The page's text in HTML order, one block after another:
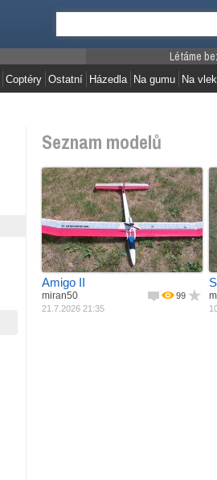
Coptéry Ostatní
Létáme
Házedla Na gumu Na vlek
Seznam modelů
Jak postaveno
Ze stavebnice
Materiál
Balza + potah
Pohon
Elektro motor
Rozpětí
1980 mm
Délka
1100 mm
Váha
1163 g
Amigo II
99
miran50
21.7.2026 21:35